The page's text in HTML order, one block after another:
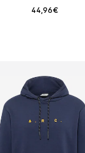
44,96€